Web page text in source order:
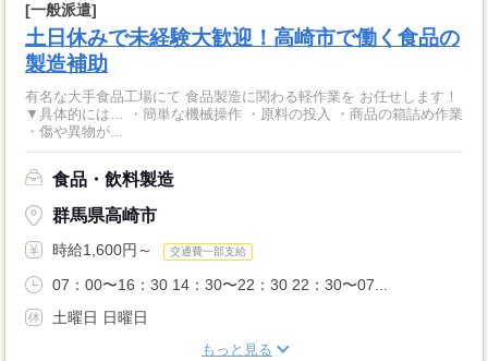
[一般派遣]
土日休みで未経験大歓迎！高崎市で働く食品の
製造補助
有名な大手食品工場にて 食品製造に関わる軽作業を お任せします！
▼具体的には… ・簡単な機械操作 ・原料の投入 ・商品の箱詰め作業
・傷や異物が...
食品・飲料製造
群馬県高崎市
時給1,600円～ 交通費一部支給
07：00〜16：30 14：30〜22：30 22：30〜07...
土曜日 日曜日
もっと見る